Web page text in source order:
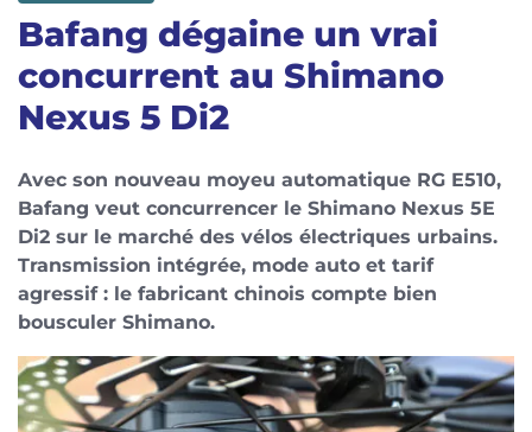
Bafang dégaine un vrai
concurrent au Shimano
Nexus 5 Di2
Avec son nouveau moyeu automatique RG E510,
Bafang veut concurrencer le Shimano Nexus 5E
Di2 sur le marché des vélos électriques urbains.
Transmission intégrée, mode auto et tarif
agressif : le fabricant chinois compte bien
bousculer Shimano.